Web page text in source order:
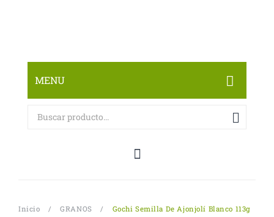
MENU
INICIO
Inicio / GRANOS / Gochi Semilla De Ajonjolí Blanco 113g